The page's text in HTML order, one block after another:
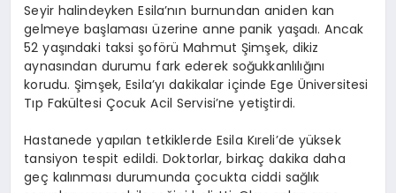
Seyir halindeyken Esila’nın burnundan aniden kan
gelmeye başlaması üzerine anne panik yaşadı. Ancak
52 yaşındaki taksi şoförü Mahmut Şimşek, dikiz
aynasından durumu fark ederek soğukkanlılığını
korudu. Şimşek, Esila’yı dakikalar içinde Ege Üniversitesi
Tıp Fakültesi Çocuk Acil Servisi’ne yetiştirdi.
Hastanede yapılan tetkiklerde Esila Kıreli’de yüksek
tansiyon tespit edildi. Doktorlar, birkaç dakika daha
geç kalınması durumunda çocukta ciddi sağlık